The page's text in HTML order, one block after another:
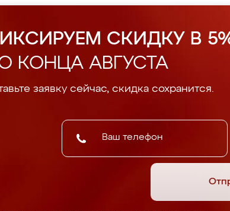
СКИДКУ В
КОНЦА АВГУСТА
заявку сейчас, скидка сохранится.